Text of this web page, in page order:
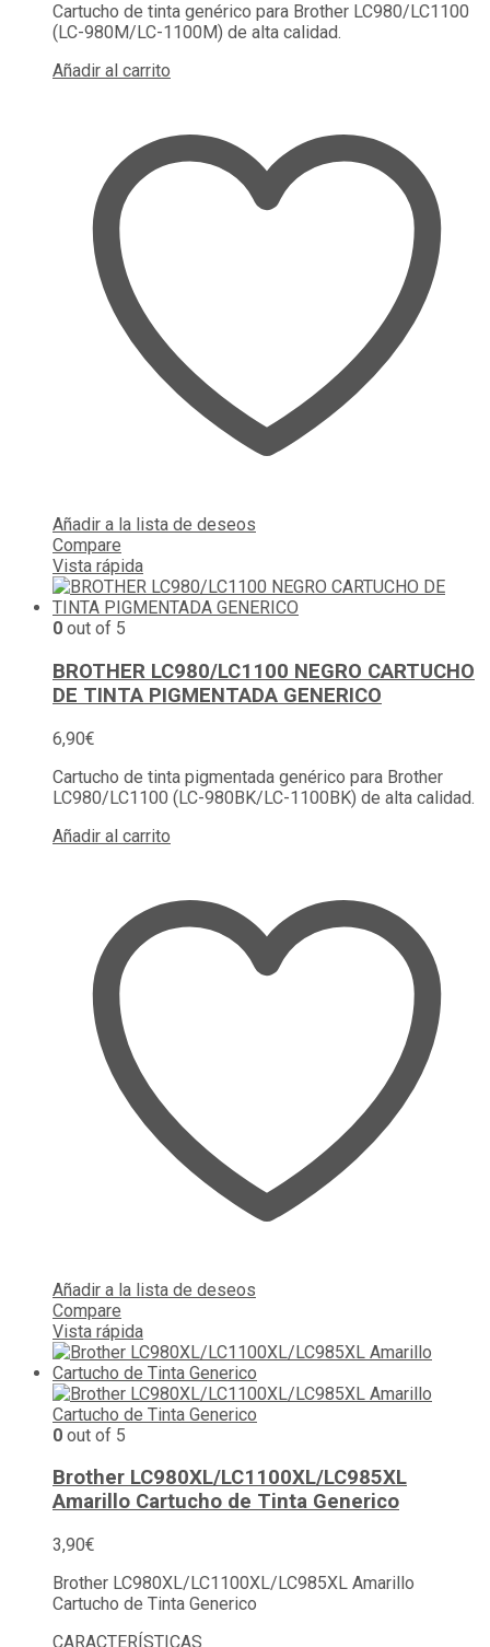
Cartucho de tinta genérico para Brother LC980/LC1100
(LC-980M/LC-1100M) de alta calidad.
Añadir al carrito
Añadir a la lista de deseos
Compare
Vista rápida
0 out of 5
BROTHER LC980/LC1100 NEGRO CARTUCHO
DE TINTA PIGMENTADA GENERICO
6,90€
Cartucho de tinta pigmentada genérico para Brother
LC980/LC1100 (LC-980BK/LC-1100BK) de alta calidad.
Añadir al carrito
Añadir a la lista de deseos
Compare
Vista rápida
0 out of 5
Brother LC980XL/LC1100XL/LC985XL
Amarillo Cartucho de Tinta Generico
3,90€
Brother LC980XL/LC1100XL/LC985XL Amarillo
Cartucho de Tinta Generico
CARACTERÍSTICAS